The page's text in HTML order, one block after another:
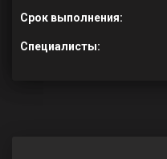
Срок выполнения:
Специалисты: